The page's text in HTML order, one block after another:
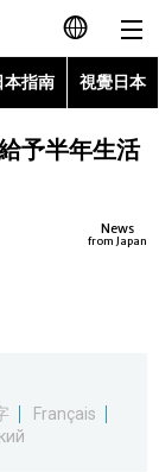
日本語
English
本指南 視覺日本
予半年生活
News
from Japan
Français